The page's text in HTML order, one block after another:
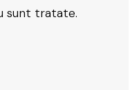
sunt tratate.